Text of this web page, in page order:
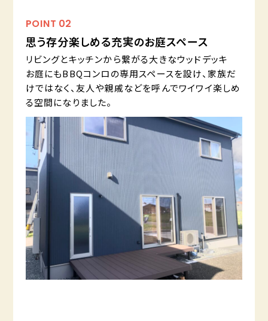
POINT 02
思う存分楽しめる充実のお庭スペース
リビングとキッチンから繋がる大きなウッドデッキ
お庭にもBBQコンロの専用スペースを設け、家族だ
けではなく、友人や親戚などを呼んでワイワイ楽しめ
る空間になりました。